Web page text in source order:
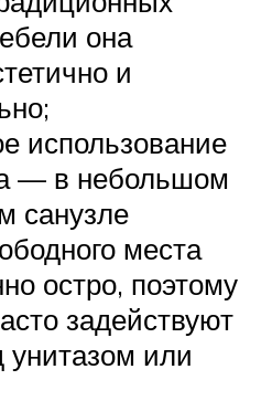
она
и
использование
— в небольшом
санузле
места
остро, поэтому
задействуют
или